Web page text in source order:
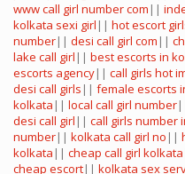
www call girl number com ||
kolkata sexi girl || hot escort
number|| desi call girl com ||
lake call girl || best escorts in
escorts agency|| call girls hot
desi call girls || female escorts
kolkata || local call girl number
desi call girl || call girls number
number|| kolkata call girl no ||
kolkata || cheap call girl kolkata
cheap escort|| kolkata sex